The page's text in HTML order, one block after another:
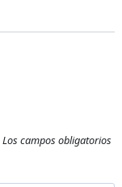
Los campos obligatorios